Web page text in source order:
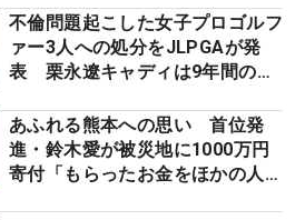
不倫問題起こした女子プロゴルフ
ァー3人への処分をJLPGAが発
表 栗永遼キャディは9年間の立
あふれる熊本への思い 首位発
進・鈴木愛が被災地に1000万円
寄付「もらったお金をほかの人